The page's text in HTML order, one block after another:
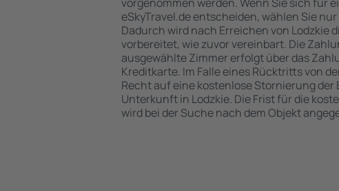
eSkyTravel.de entscheiden, wählen Sie
Dadurch wird nach Erreichen von Lodzkie
vorbereitet, wie zuvor vereinbart. Die
ausgewählte Zimmer erfolgt über das
Kreditkarte. Im Falle eines Rücktritts von
Recht auf eine kostenlose Stornierung der
Unterkunft in Lodzkie. Die Frist für die
wird bei der Suche nach dem Objekt